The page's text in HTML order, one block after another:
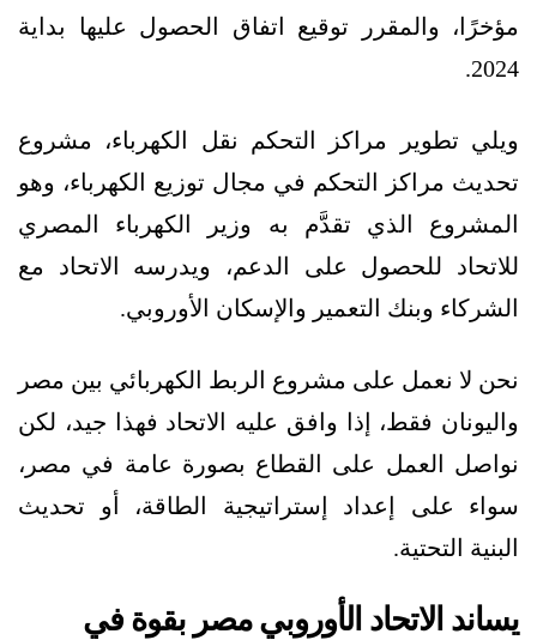
مؤخرًا، والمقرر توقيع اتفاق الحصول عليها بداية
2024.
ويلي تطوير مراكز التحكم نقل الكهرباء، مشروع
تحديث مراكز التحكم في مجال توزيع الكهرباء، وهو
المشروع الذي تقدَّم به وزير الكهرباء المصري
للاتحاد للحصول على الدعم، ويدرسه الاتحاد مع
الشركاء وبنك التعمير والإسكان الأوروبي.
نحن لا نعمل على مشروع الربط الكهربائي بين مصر
واليونان فقط، إذا وافق عليه الاتحاد فهذا جيد، لكن
نواصل العمل على القطاع بصورة عامة في مصر،
سواء على إعداد إستراتيجية الطاقة، أو تحديث
البنية التحتية.
يساند الاتحاد الأوروبي مصر بقوة في